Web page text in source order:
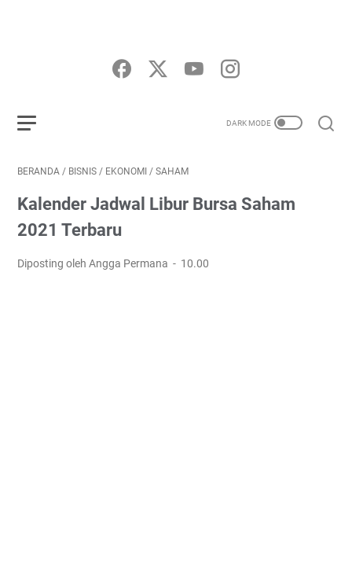
BERANDA / BISNIS / EKONOMI / SAHAM
Kalender Jadwal Libur Bursa Saham
2021 Terbaru
Diposting oleh Angga Permana 10.00